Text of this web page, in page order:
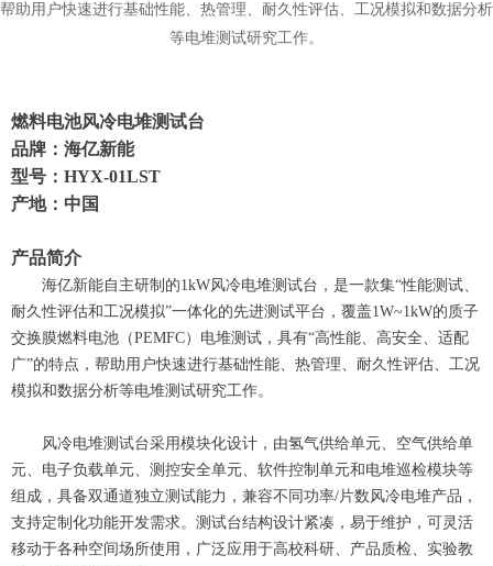
帮助用户快速进行基础性能、热管理、耐久性评估、工况模拟和数据分析
等电堆测试研究工作。
燃料电池风冷电堆测试台
品牌：海亿新能
型号：HYX-01LST
产地：中国
产品简介
海亿新能自主研制的1kW风冷电堆测试台，是一款集“性能测试、
耐久性评估和工况模拟”一体化的先进测试平台，覆盖1W~1kW的质子
交换膜燃料电池（PEMFC）电堆测试，具有“高性能、高安全、适配
广”的特点，帮助用户快速进行基础性能、热管理、耐久性评估、工况
模拟和数据分析等电堆测试研究工作。
风冷电堆测试台采用模块化设计，由氢气供给单元、空气供给单
元、电子负载单元、测控安全单元、软件控制单元和电堆巡检模块等
组成，具备双通道独立测试能力，兼容不同功率/片数风冷电堆产品，
支持定制化功能开发需求。测试台结构设计紧凑，易于维护，可灵活
移动于各种空间场所使用，广泛应用于高校科研、产品质检、实验教